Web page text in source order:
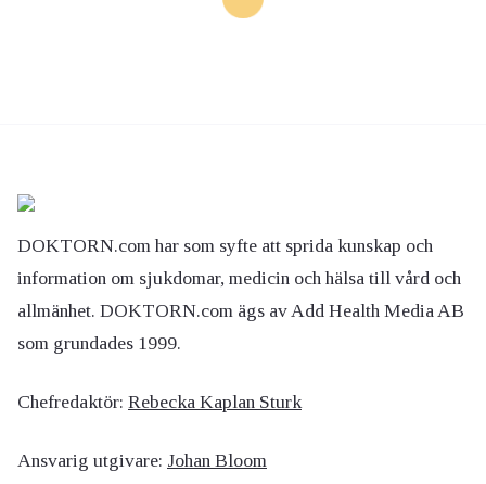
DOKTORN.com har som syfte att sprida kunskap och
information om sjukdomar, medicin och hälsa till vård och
allmänhet. DOKTORN.com ägs av Add Health Media AB
som grundades 1999.
Chefredaktör: Rebecka Kaplan Sturk
Ansvarig utgivare: Johan Bloom